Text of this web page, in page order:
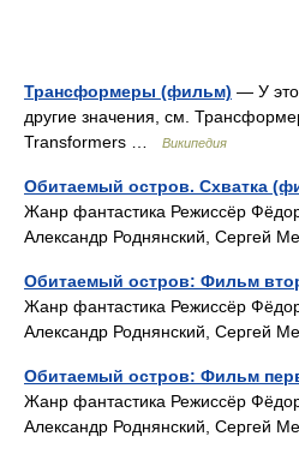
Трансформеры (фильм) — У
другие значения, см.
Transformers …
Википедия
Обитаемый остров. Схватка
Жанр фантастика Режиссёр
Александр Роднянский, Сергей
Обитаемый остров: Фильм
Жанр фантастика Режиссёр
Александр Роднянский, Сергей
Обитаемый остров: Фильм
Жанр фантастика Режиссёр
Александр Роднянский, Сергей